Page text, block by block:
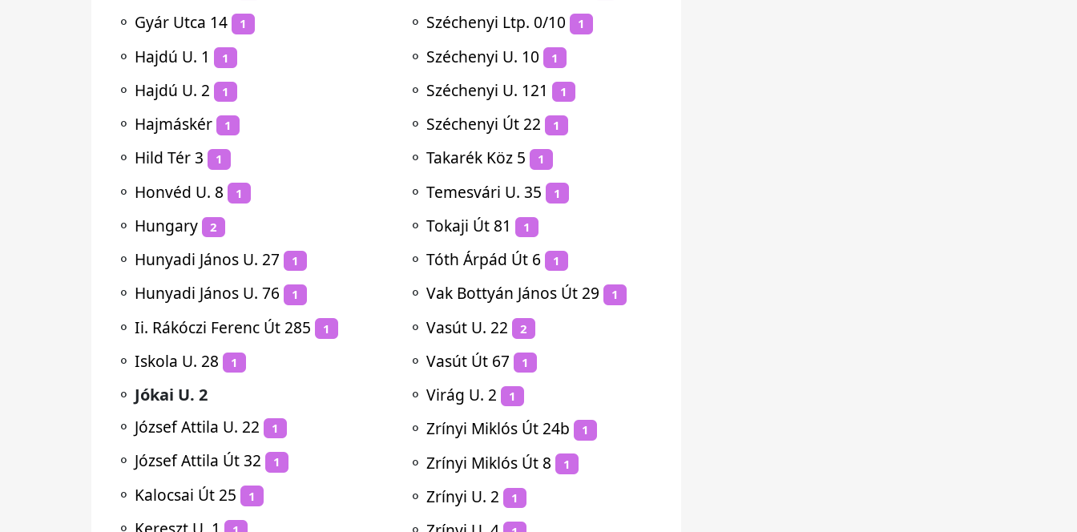
⚬ Gyár Utca 14 1
⚬ Hajdú U. 1 1
⚬ Hajdú U. 2 1
⚬ Hajmáskér 1
⚬ Hild Tér 3 1
⚬ Honvéd U. 8 1
⚬ Hungary 2
⚬ Hunyadi János U. 27 1
⚬ Hunyadi János U. 76 1
⚬ Ii. Rákóczi Ferenc Út 285 1
⚬ Iskola U. 28 1
⚬ Jókai U. 2
⚬ József Attila U. 22 1
⚬ József Attila Út 32 1
⚬ Kalocsai Út 25 1
⚬ Széchenyi Ltp. 0/10 1
⚬ Széchenyi U. 10 1
⚬ Széchenyi U. 121 1
⚬ Széchenyi Út 22 1
⚬ Takarék Köz 5 1
⚬ Temesvári U. 35 1
⚬ Tokaji Út 81 1
⚬ Tóth Árpád Út 6 1
⚬ Vak Bottyán János Út 29 1
⚬ Vasút U. 22 2
⚬ Vasút Út 67 1
⚬ Virág U. 2 1
⚬ Zrínyi Miklós Út 24b 1
⚬ Zrínyi Miklós Út 8 1
⚬ Zrínyi U. 2 1